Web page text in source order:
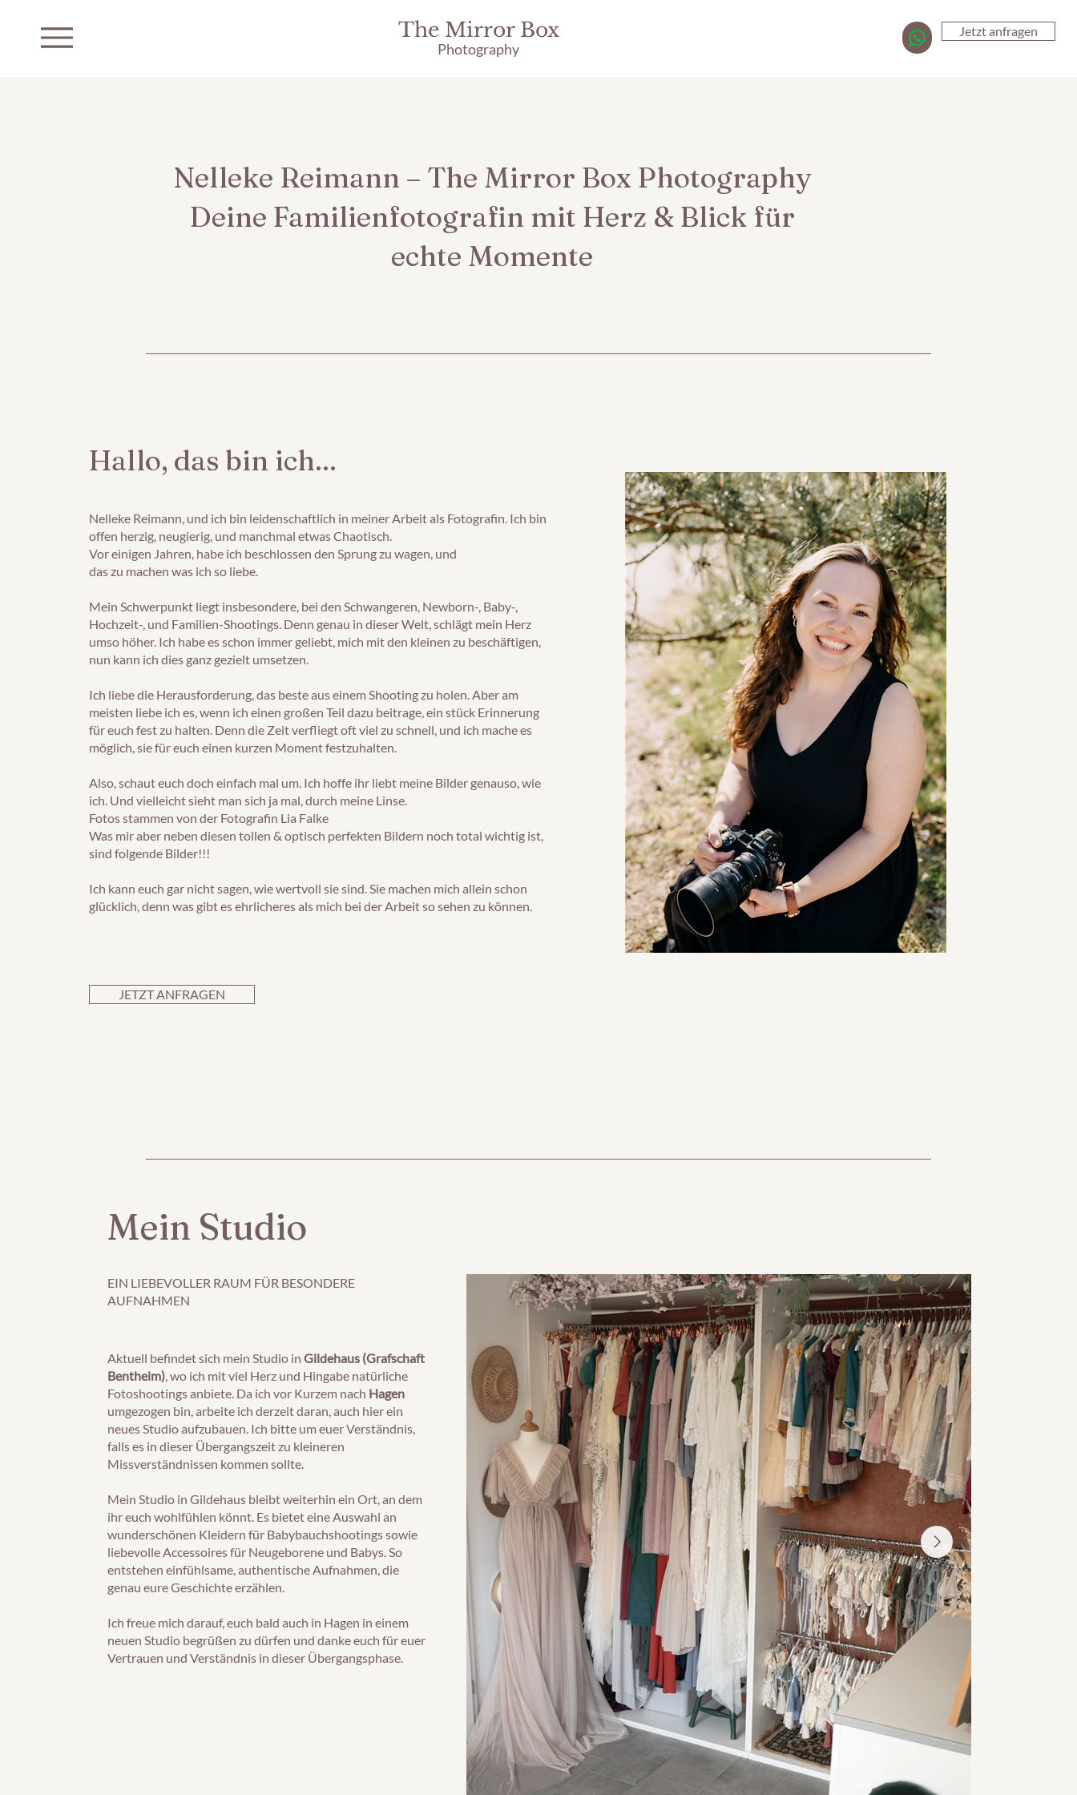
The Mirror Box
Photography
Jetzt anfragen
Nelleke Reimann – The Mirror Box Photography
Deine Familienfotografin mit Herz & Blick für
echte Momente
Hallo, das bin ich...
Nelleke Reimann, und ich bin leidenschaftlich in meiner Arbeit als Fotografin. Ich bin
offen herzig, neugierig, und manchmal etwas Chaotisch.
Vor einigen Jahren, habe ich beschlossen den Sprung zu wagen, und
das zu machen was ich so liebe.
Mein Schwerpunkt liegt insbesondere, bei den Schwangeren, Newborn-, Baby-,
Hochzeit-, und Familien-Shootings. Denn genau in dieser Welt, schlägt mein Herz
umso höher. Ich habe es schon immer geliebt, mich mit den kleinen zu beschäftigen,
nun kann ich dies ganz gezielt umsetzen.
Ich liebe die Herausforderung, das beste aus einem Shooting zu holen. Aber am
meisten liebe ich es, wenn ich einen großen Teil dazu beitrage, ein stück Erinnerung
für euch fest zu halten. Denn die Zeit verfliegt oft viel zu schnell, und ich mache es
möglich, sie für euch einen kurzen Moment festzuhalten.
Also, schaut euch doch einfach mal um. Ich hoffe ihr liebt meine Bilder genauso, wie
ich. Und vielleicht sieht man sich ja mal, durch meine Linse.
Fotos stammen von der Fotografin Lia Falke
Was mir aber neben diesen tollen & optisch perfekten Bildern noch total wichtig ist,
sind folgende Bilder!!!
Ich kann euch gar nicht sagen, wie wertvoll sie sind. Sie machen mich allein schon
glücklich, denn was gibt es ehrlicheres als mich bei der Arbeit so sehen zu können.
JETZT ANFRAGEN
Mein Studio
EIN LIEBEVOLLER RAUM FÜR BESONDERE
AUFNAHMEN
Aktuell befindet sich mein Studio in Gildehaus (Grafschaft
Bentheim), wo ich mit viel Herz und Hingabe natürliche
Fotoshootings anbiete. Da ich vor Kurzem nach Hagen
umgezogen bin, arbeite ich derzeit daran, auch hier ein
neues Studio aufzubauen. Ich bitte um euer Verständnis,
falls es in dieser Übergangszeit zu kleineren
Missverständnissen kommen sollte.
Mein Studio in Gildehaus bleibt weiterhin ein Ort, an dem
ihr euch wohlfühlen könnt. Es bietet eine Auswahl an
wunderschönen Kleidern für Babybauchshootings sowie
liebevolle Accessoires für Neugeborene und Babys. So
entstehen einfühlsame, authentische Aufnahmen, die
genau eure Geschichte erzählen.
Ich freue mich darauf, euch bald auch in Hagen in einem
neuen Studio begrüßen zu dürfen und danke euch für euer
Vertrauen und Verständnis in dieser Übergangsphase.